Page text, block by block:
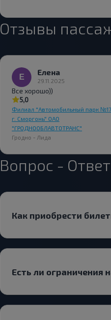
Отзывы
Елена
29.11.2025
Все хорошо))
5,0
Филиал "Автомобильный парк №17
г. Сморгонь" ОАО
"ГРОДНООБЛАВТОТРАНС"
Гродно - Лида
Вопрос - Ответ
Как приобрести
Есть ли ограничения